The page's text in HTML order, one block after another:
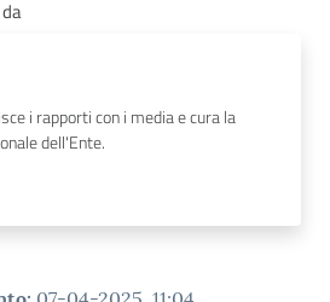
i rapporti con i media e cura la
dell'Ente.